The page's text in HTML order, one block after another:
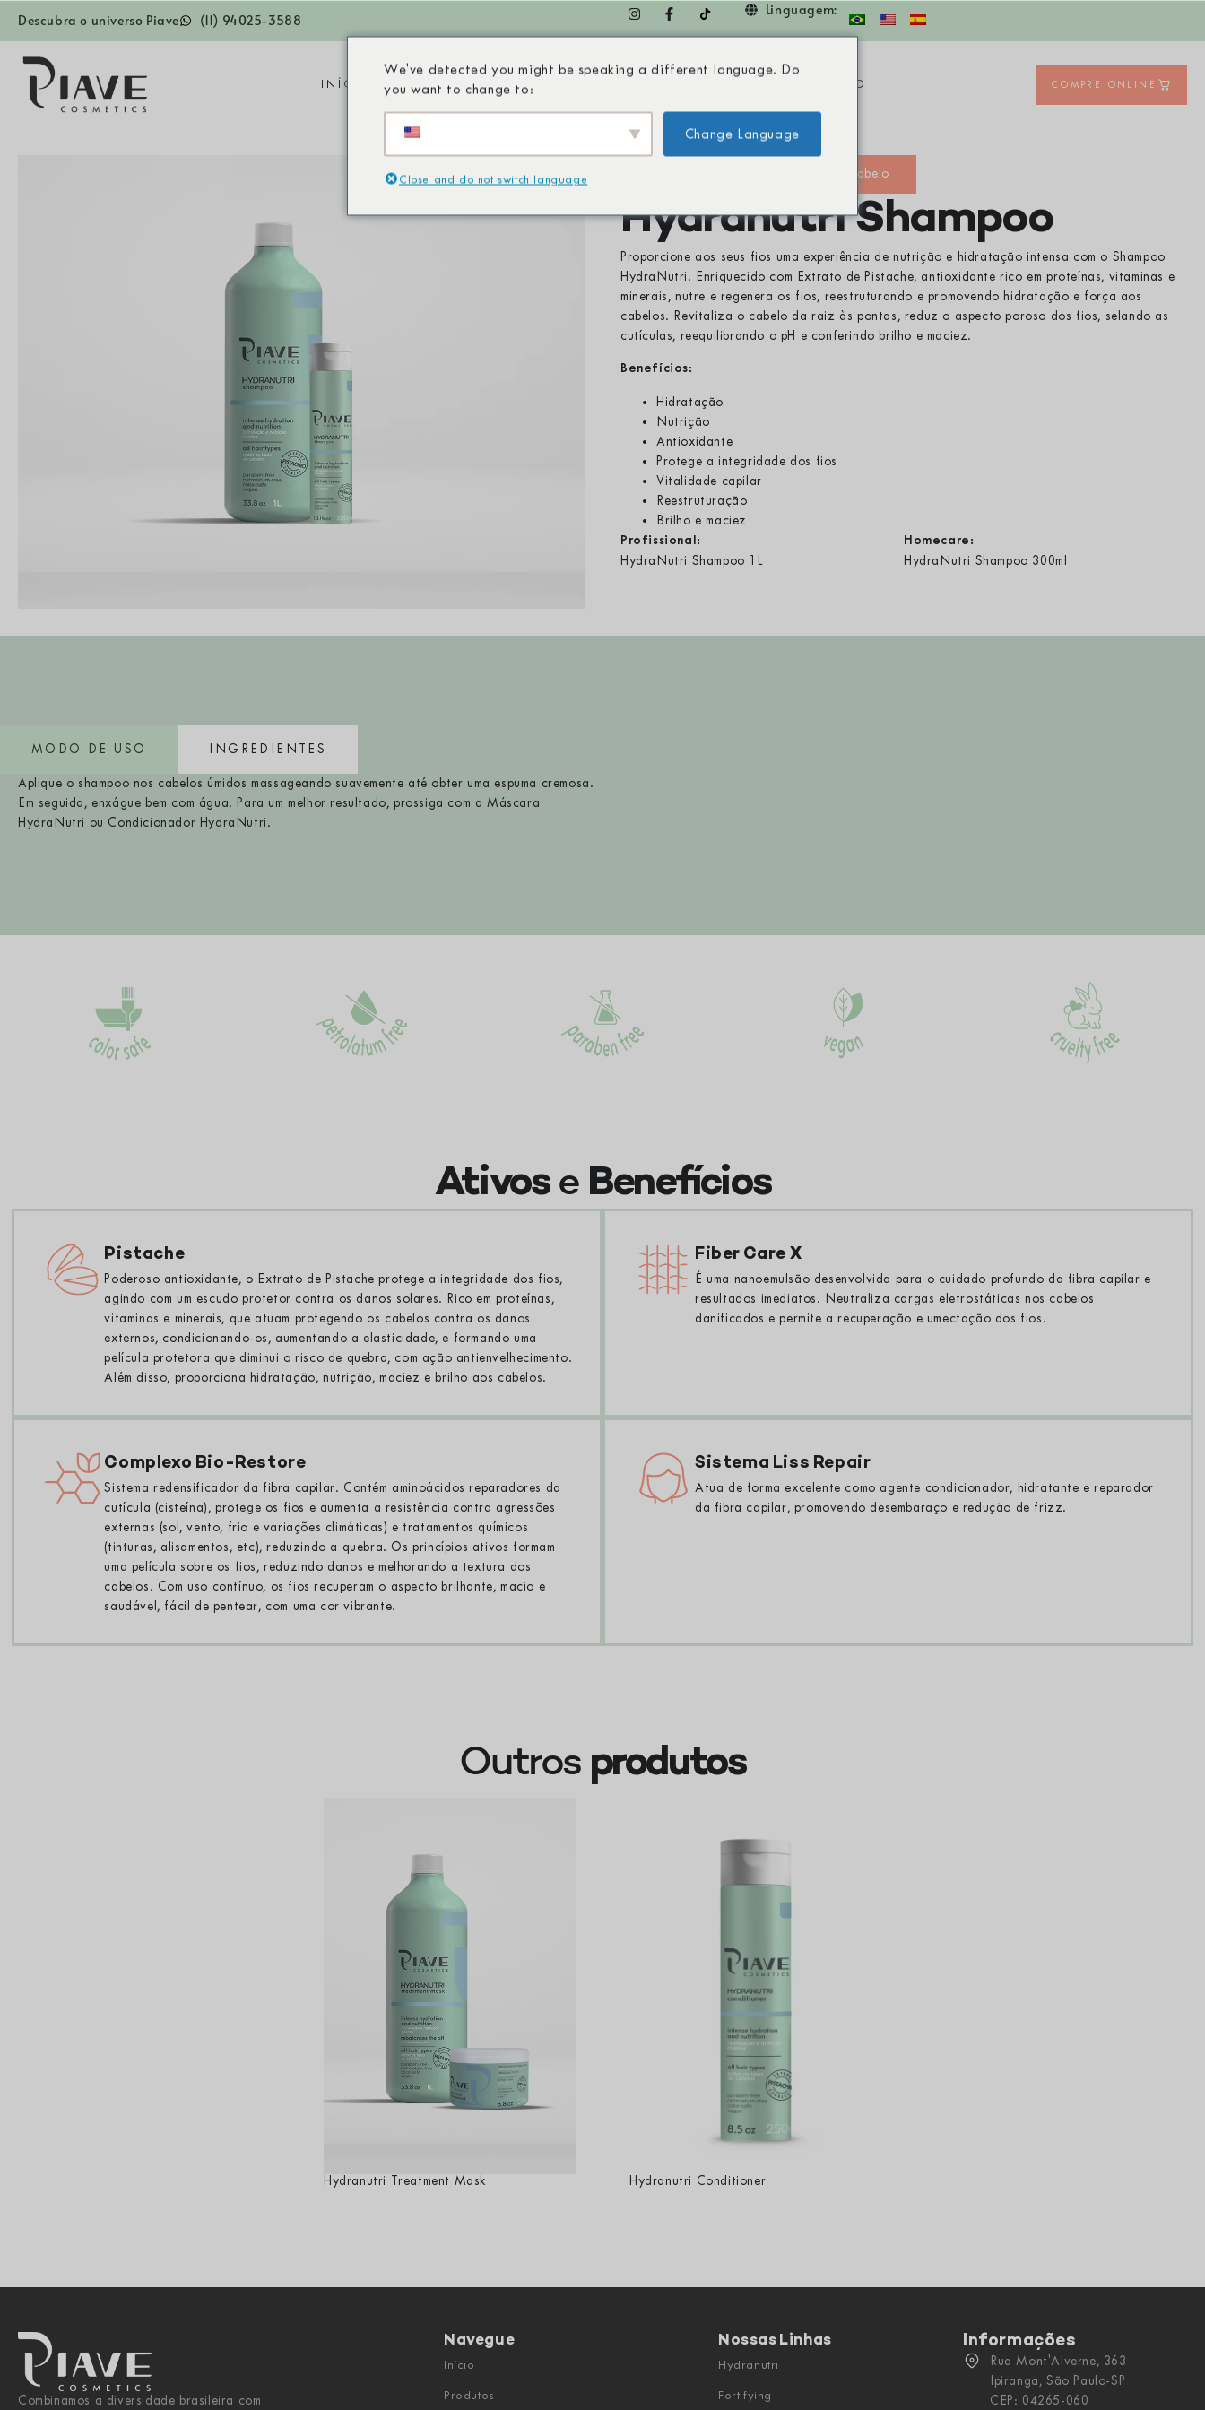
Descubra o universo Piave (11) 94025-3588
Linguagem:
INÍCIO LINHAS PRODUTOS CONTATO COMPRE ONLINE
todos os tipos de cabelo
Hydranutri Shampoo
Proporcione aos seus fios uma experiência de nutrição e hidratação intensa com o Shampoo
HydraNutri. Enriquecido com Extrato de Pistache, antioxidante rico em proteínas, vitaminas e
minerais, nutre e regenera os fios, reestruturando e promovendo hidratação e força aos
cabelos. Revitaliza o cabelo da raiz às pontas, reduz o aspecto poroso dos fios, selando as
cutículas, reequilibrando o pH e conferindo brilho e maciez.
Benefícios:
Hidratação
Nutrição
Antioxidante
Protege a integridade dos fios
Vitalidade capilar
Reestruturação
Brilho e maciez
Profissional:
HydraNutri Shampoo 1L
Homecare:
HydraNutri Shampoo 300ml
MODO DE USO INGREDIENTES
Aplique o shampoo nos cabelos úmidos massageando suavemente até obter uma espuma cremosa.
Em seguida, enxágue bem com água. Para um melhor resultado, prossiga com a Máscara
HydraNutri ou Condicionador HydraNutri.
Ativose Benefícios
Pistache
Poderoso antioxidante, o Extrato de Pistache protege a integridade dos fios,
agindo com um escudo protetor contra os danos solares. Rico em proteínas,
vitaminas e minerais, que atuam protegendo os cabelos contra os danos
externos, condicionando-os, aumentando a elasticidade, e formando uma
película protetora que diminui o risco de quebra, com ação antienvelhecimento.
Além disso, proporciona hidratação, nutrição, maciez e brilho aos cabelos.
Fiber Care X
É uma nanoemulsão desenvolvida para o cuidado profundo da fibra capilar e
resultados imediatos. Neutraliza cargas eletrostáticas nos cabelos
danificados e permite a recuperação e umectação dos fios.
Complexo Bio-Restore
Sistema redensificador da fibra capilar. Contém aminoácidos reparadores da
cutícula (cisteína), protege os fios e aumenta a resistência contra agressões
externas (sol, vento, frio e variações climáticas) e tratamentos químicos
(tinturas, alisamentos, etc), reduzindo a quebra. Os princípios ativos formam
uma película sobre os fios, reduzindo danos e melhorando a textura dos
cabelos. Com uso contínuo, os fios recuperam o aspecto brilhante, macio e
saudável, fácil de pentear, com uma cor vibrante.
Sistema Liss Repair
Atua de forma excelente como agente condicionador, hidratante e reparador
da fibra capilar, promovendo desembaraço e redução de frizz.
Outros produtos
Hydranutri Treatment Mask Hydranutri Conditioner
Combinamos a diversidade brasileira com
Navegue
Início
Produtos
Nossas Linhas
Hydranutri
Fortifying
Informações
Rua Mont'Alverne, 363
Ipiranga, São Paulo-SP
CEP: 04265-060
We've detected you might be speaking a different language. Do
you want to change to:
Change Language
Close and do not switch language